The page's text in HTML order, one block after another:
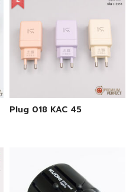
Plug 018 KAC 45